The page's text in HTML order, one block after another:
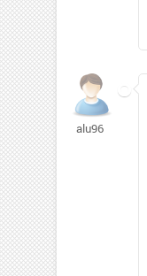
alu96